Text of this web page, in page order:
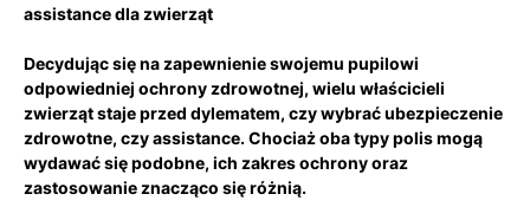
assistance dla zwierząt
Decydując się na zapewnienie​ swojemu⁣ pupilowi
⁢odpowiedniej ‌ochrony zdrowotnej, wielu właścicieli
zwierząt staje przed ⁤dylematem, czy wybrać ubezpieczenie​
zdrowotne, czy assistance. ⁢Chociaż oba typy polis ‌mogą
wydawać się ‌podobne, ich zakres ochrony oraz
zastosowanie znacząco się różnią.